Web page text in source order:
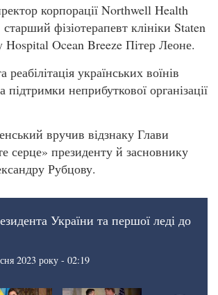
корпорації Northwell Health
фізіотерапевт клініки Staten
Ocean Breeze Пітер Леоне.
українських воїнів
підтримки неприбуткової організації
вручив відзнаку Глави
серце» президенту й засновнику
Рубцову.
України та першої леді до
2023 року - 02:19